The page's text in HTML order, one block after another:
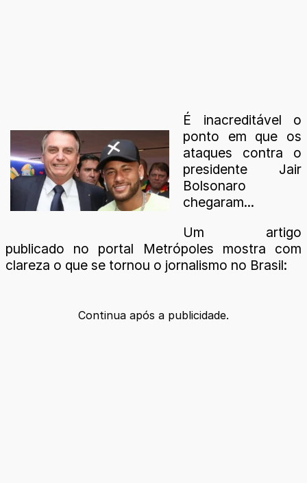
É inacreditável o
ponto em que os
ataques contra o
presidente Jair
Bolsonaro
chegaram...
Um artigo
publicado no portal Metrópoles mostra com
clareza o que se tornou o jornalismo no Brasil:
Continua após a publicidade.